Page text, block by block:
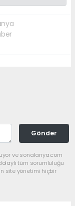
Gönder
ve sonalanya.com
tüm sorumluluğu
site yönetimi hiçbir